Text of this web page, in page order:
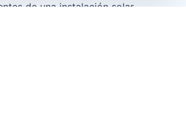
de una instalación solar